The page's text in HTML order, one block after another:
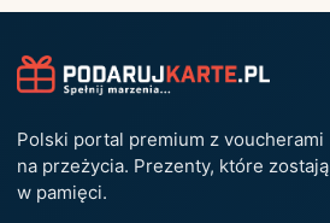
Polski portal premium z voucherami
na przeżycia. Prezenty, które zostają
w pamięci.